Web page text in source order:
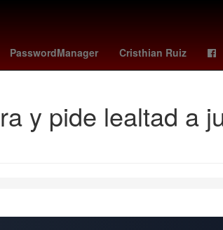
PasswordManager Cristhian Ruiz
reinos Eclipse Letizia Ortiz flightradar24
y pide lealtad a